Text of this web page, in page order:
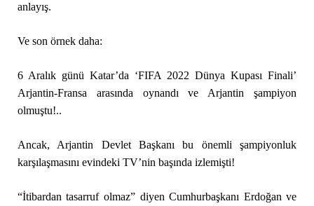
anlayış.
Ve son örnek daha:
6 Aralık günü Katar’da ‘FIFA 2022 Dünya Kupası Finali’
Arjantin-Fransa arasında oynandı ve Arjantin şampiyon
olmuştu!..
Ancak, Arjantin Devlet Başkanı bu önemli şampiyonluk
karşılaşmasını evindeki TV’nin başında izlemişti!
“İtibardan tasarruf olmaz” diyen Cumhurbaşkanı Erdoğan ve